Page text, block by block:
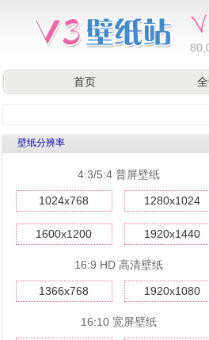
首页
壁纸分辨率
4:3/5:4 普屏壁纸
1024x768 1280x1024
1600x1200 1920x1440
16:9 HD 高清壁纸
1366x768 1920x1080
16:10 宽屏壁纸